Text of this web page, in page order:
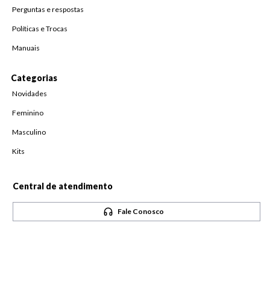
Perguntas e respostas
Políticas e Trocas
Manuais
Categorias
Novidades
Feminino
Masculino
Kits
Central de atendimento
Fale Conosco